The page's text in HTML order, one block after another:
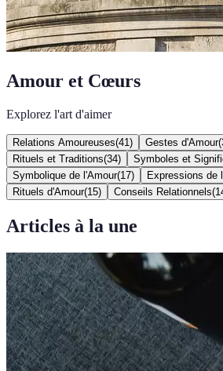
Amour et Cœurs
Explorez l'art d'aimer
Relations Amoureuses(41 ) Gestes d'Amour(
Rituels et Traditions(34) Symboles et
Symbolique de l'Amour(17) Expressions de
Rituels d'Amour(15) Conseils Relationnels(
Articles à la une